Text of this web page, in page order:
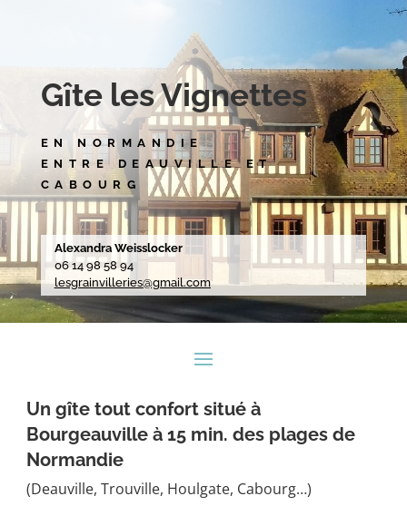
Gîte les Vignettes
EN NORMANDIE
ENTRE DEAUVILLE ET
CABOURG
Alexandra Weisslocker
06 14 98 58 94
lesgrainvilleries@gmail.com
Un gîte tout confort situé à
Bourgeauville à 15 min. des plages de
Normandie
(Deauville, Trouville, Houlgate, Cabourg…)